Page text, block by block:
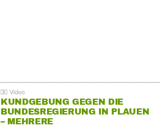
KUNDGEBUNG GEGEN DIE
BUNDESREGIERUNG IN PLAUEN
– MEHRERE